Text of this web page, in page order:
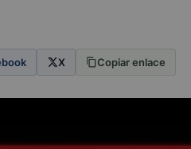
X Copiar enlace